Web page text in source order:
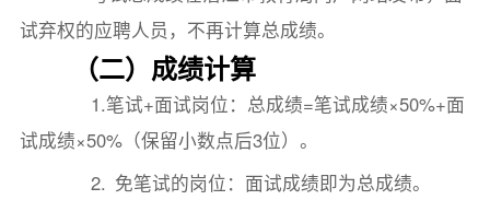
试弃权的应聘人员，不再计算总成绩。
（二）成绩计算
1.笔试+面试岗位：总成绩=笔试成绩×50%+面
试成绩×50%（保留小数点后3位）。
2. 免笔试的岗位：面试成绩即为总成绩。